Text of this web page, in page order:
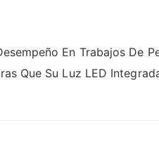
En Trabajos De
Que Su Luz LED